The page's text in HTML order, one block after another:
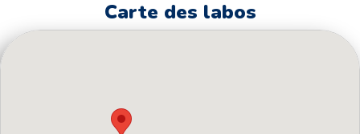
Carte des labos